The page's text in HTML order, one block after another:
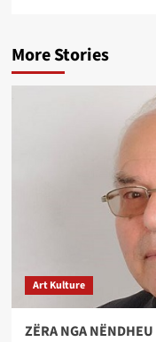
More Stories
Art Kulture
ZËRA NGA NËNDHEU